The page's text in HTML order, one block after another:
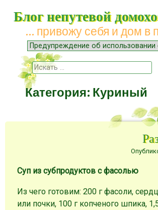
Блог непутевой
… привожу себя и дом в
Меню
Наверх
Поиск
Категория: Куриный
Суп из субпродуктов с фасолью
Из чего готовим: 200 г фасоли,
или почки, 100 г копченого шпика,